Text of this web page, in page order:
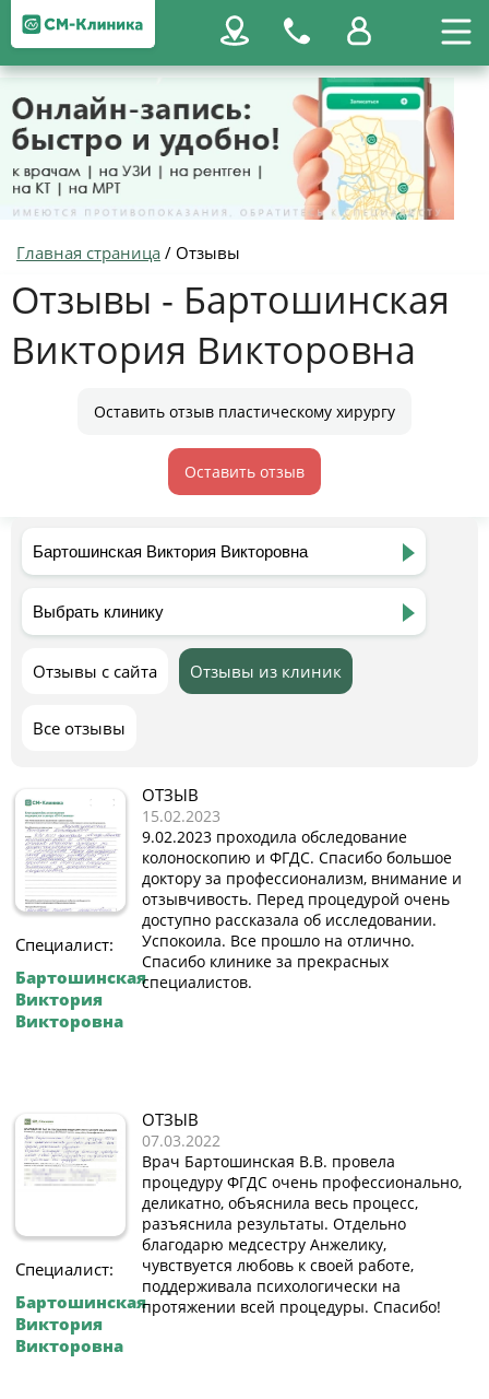
Главная страница / Отзывы
Отзывы - Бартошинская
Виктория Викторовна
Оставить отзыв пластическому хирургу
Оставить отзыв
Отзывы с сайта Отзывы из клиник
Все отзывы
Специалист:
Бартошинская
Виктория
Викторовна
ОТЗЫВ
15.02.2023
9.02.2023 проходила обследование
колоноскопию и ФГДС. Спасибо большое
доктору за профессионализм, внимание и
отзывчивость. Перед процедурой очень
доступно рассказала об исследовании.
Успокоила. Все прошло на отлично.
Спасибо клинике за прекрасных
специалистов.
Специалист:
Бартошинская
Виктория
Викторовна
ОТЗЫВ
07.03.2022
Врач Бартошинская В.В. провела
процедуру ФГДС очень профессионально,
деликатно, объяснила весь процесс,
разъяснила результаты. Отдельно
благодарю медсестру Анжелику,
чувствуется любовь к своей работе,
поддерживала психологически на
протяжении всей процедуры. Спасибо!